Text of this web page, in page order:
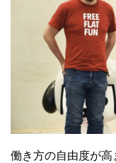
働き方の自由度が